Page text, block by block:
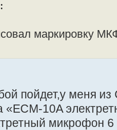
маркировку
пойдет,у меня
«ECM-10A
микрофон